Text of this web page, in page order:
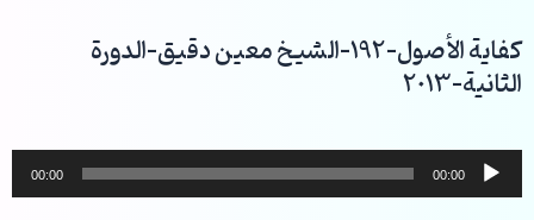
إلى
المحتوى
كفاية الأصول-192-الشيخ معين دقيق-الدورة
الثانية-2013
مشغل
الصوت
00:00
00:00